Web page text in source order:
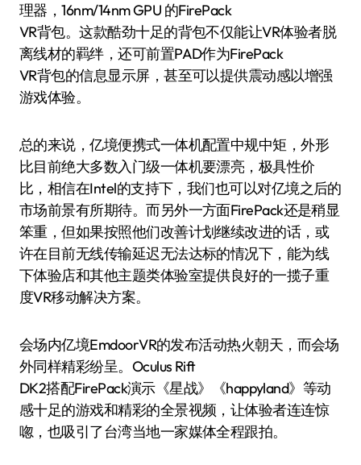
理器，16nm/14nm GPU 的FirePack
VR背包。这款酷劲十足的背包不仅能让VR体验者脱
离线材的羁绊，还可前置PAD作为FirePack
VR背包的信息显示屏，甚至可以提供震动感以增强
游戏体验。
总的来说，亿境便携式一体机配置中规中矩，外形
比目前绝大多数入门级一体机要漂亮，极具性价
比，相信在Intel的支持下，我们也可以对亿境之后的
市场前景有所期待。而另外一方面FirePack还是稍显
笨重，但如果按照他们改善计划继续改进的话，或
许在目前无线传输延迟无法达标的情况下，能为线
下体验店和其他主题类体验室提供良好的一揽子重
度VR移动解决方案。
会场内亿境EmdoorVR的发布活动热火朝天，而会场
外同样精彩纷呈。Oculus Rift
DK2搭配FirePack演示《星战》《happyland》等动
感十足的游戏和精彩的全景视频，让体验者连连惊
唿，也吸引了台湾当地一家媒体全程跟拍。